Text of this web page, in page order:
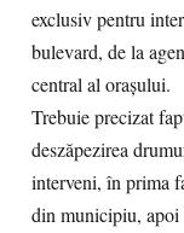
exclusiv pentru
bulevard, de la
central al orașului.
Trebuie precizat
deszăpezirea
interveni, în prima
din municipiu, apoi